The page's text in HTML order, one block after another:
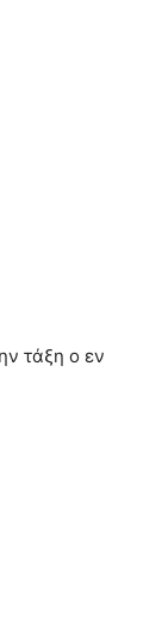
τάξη ο εν